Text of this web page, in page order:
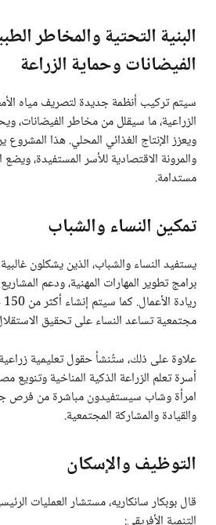
البنية التحتية والمخاطر
الفيضانات وحماية الزراعة
سيتم تركيب أنظمة جديدة لتصريف مياه
الزراعية، ما سيقلل من مخاطر الفيضانات،
ويعزز الإنتاج الغذائي المحلي. هذا
والمرونة الاقتصادية للأسر المستفيدة،
مستدامة.
تمكين النساء والشباب
يستفيد النساء والشباب، الذين يشكلون
برامج تطوير المهارات المهنية، ودعم
مجتمعية تساعد النساء على تحقيق
امرأة وشاب سيستفيدون مباشرة من فرص
والقيادة والمشاركة المجتمعية.
التوظيف والإسكان
قال بوبكار سانكاريه، مستشار العمليات